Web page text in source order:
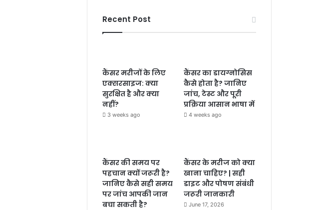
Recent Post
कैंसर मरीजों के लिए
एक्सरसाइज: क्या
सुरक्षित है और क्या
नहीं?
3 weeks ago
कैंसर का डायग्नोसिस
कैसे होता है? जानिए
जांच, टेस्ट और पूरी
प्रक्रिया आसान भाषा में
4 weeks ago
कैंसर की समय पर
पहचान क्यों जरूरी है?
जानिए कैसे सही समय
पर जांच आपकी जान
बचा सकती है?
कैंसर के मरीज को क्या
खाना चाहिए? | सही
डाइट और पोषण संबंधी
जरूरी जानकारी
June 17, 2026